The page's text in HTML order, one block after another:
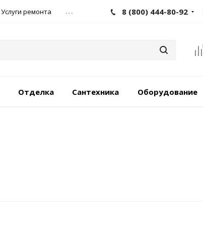
Услуги ремонта ... 8 (800) 444-80-92
Отделка Сантехника Оборудование